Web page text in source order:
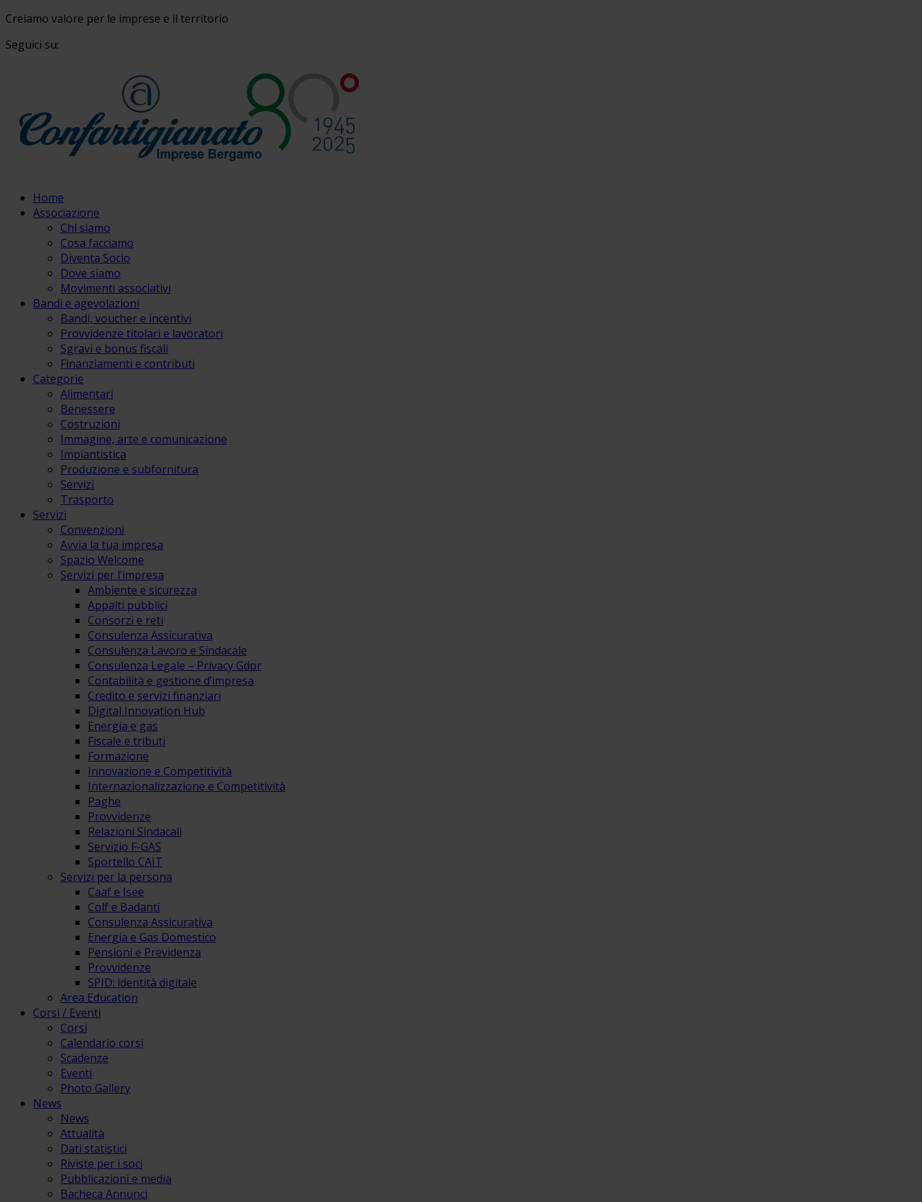
Creiamo valore per le imprese e il territorio
Seguici su:
Home
Associazione
Chi siamo
Cosa facciamo
Diventa Socio
Dove siamo
Movimenti associativi
Bandi e agevolazioni
Bandi, voucher e incentivi
Provvidenze titolari e lavoratori
Sgravi e bonus fiscali
Finanziamenti e contributi
Categorie
Alimentari
Benessere
Costruzioni
Immagine, arte e comunicazione
Impiantistica
Produzione e subfornitura
Servizi
Trasporto
Servizi
Convenzioni
Avvia la tua impresa
Spazio Welcome
Servizi per l’impresa
Ambiente e sicurezza
Appalti pubblici
Consorzi e reti
Consulenza Assicurativa
Consulenza Lavoro e Sindacale
Consulenza Legale – Privacy Gdpr
Contabilità e gestione d’impresa
Credito e servizi finanziari
Digital Innovation Hub
Energia e gas
Fiscale e tributi
Formazione
Innovazione e Competitività
Internazionalizzazione e Competitività
Paghe
Provvidenze
Relazioni Sindacali
Servizio F-GAS
Sportello CAIT
Servizi per la persona
Caaf e Isee
Colf e Badanti
Consulenza Assicurativa
Energia e Gas Domestico
Pensioni e Previdenza
Provvidenze
SPID: identità digitale
Area Education
Corsi / Eventi
Corsi
Calendario corsi
Scadenze
Eventi
Photo Gallery
News
News
Attualità
Dati statistici
Riviste per i soci
Pubblicazioni e media
Bacheca Annunci